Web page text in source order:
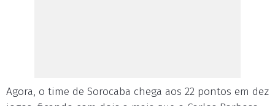
Agora, o time de Sorocaba chega aos 22 pontos em dez